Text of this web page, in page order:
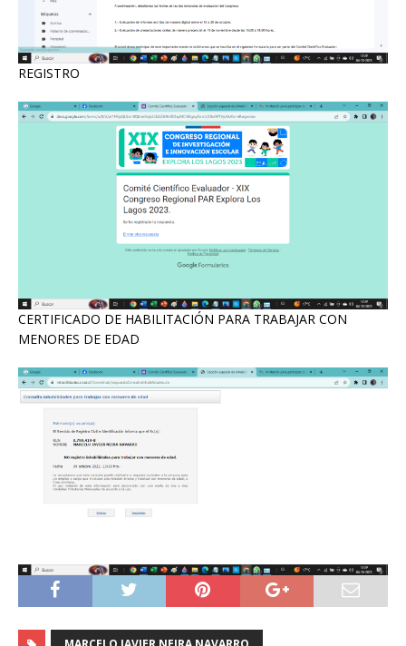
REGISTRO
CERTIFICADO DE HABILITACIÓN PARA TRABAJAR CON
MENORES DE EDAD